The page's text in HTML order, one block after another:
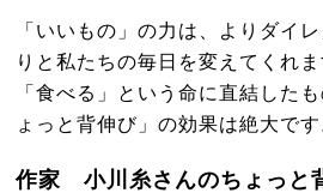
「いいもの」の力は、よりダイ
りと私たちの毎日を変えてくれま
「食べる」という命に直結した
ょっと背伸び」の効果は絶大です
作家 小川糸さんのちょっと